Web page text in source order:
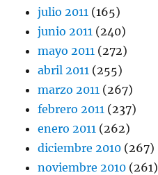
julio 2011 (165)
junio 2011 (240)
mayo 2011 (272)
abril 2011 (255)
marzo 2011 (267)
febrero 2011 (237)
enero 2011 (262)
diciembre 2010 (267)
noviembre 2010 (261)